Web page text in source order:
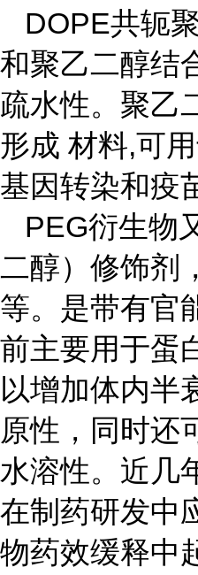
DOPE共轭
和聚乙二醇结
疏水性。聚乙
形成 材料,可
基因转染和疫
PEG衍生物
二醇）修饰剂
等。是带有官
前主要用于蛋
以增加体内半
原性，同时还
水溶性。近几
在制药研发中
物药效缓释中